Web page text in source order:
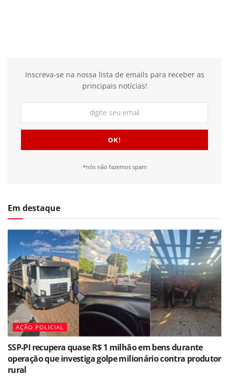
Inscreva-se na nossa lista de emails para receber as
principais notícias!
*nós não fazemos spam
Em destaque
AÇÃO POLICIAL
SSP-PI recupera quase R$ 1 milhão em bens durante
operação que investiga golpe milionário contra produtor
rural